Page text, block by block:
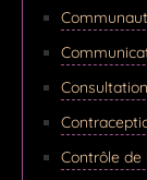
Contrôle